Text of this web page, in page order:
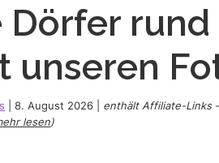
-
Le
blog
de
Claire
Dörfer
unseren
8. August 2026
enthält Affiliate-Links
lesen)